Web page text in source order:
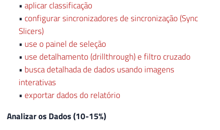
•aplicar classificação
• configurar sincronizadores de sincronização (Sync
Slicers)
• use o painel de seleção
• use detalhamento (drillthrough) e filtro cruzado
• busca detalhada de dados usando imagens
interativas
• exportar dados do relatório
Analizar os Dados (10-15%)